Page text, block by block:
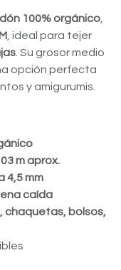
100% orgánico,
, ideal para tejer
. Su grosor medio
opción perfecta
y amigurumis.
m aprox.
4,5 mm
caída
chaquetas, bolsos,